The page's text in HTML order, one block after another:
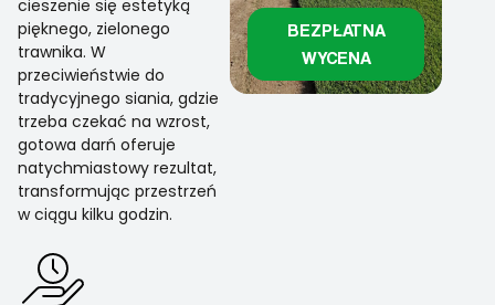
cieszenie się estetyką
pięknego, zielonego
trawnika. W
przeciwieństwie do
tradycyjnego siania, gdzie
trzeba czekać na wzrost,
gotowa darń oferuje
natychmiastowy rezultat,
transformując przestrzeń
w ciągu kilku godzin.
BEZPŁATNA
WYCENA